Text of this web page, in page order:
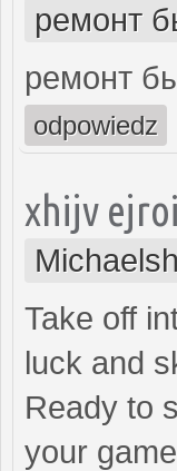
ремонт
ремонт
odpowiedz
xhijv
Take off
luck and
Ready to
your